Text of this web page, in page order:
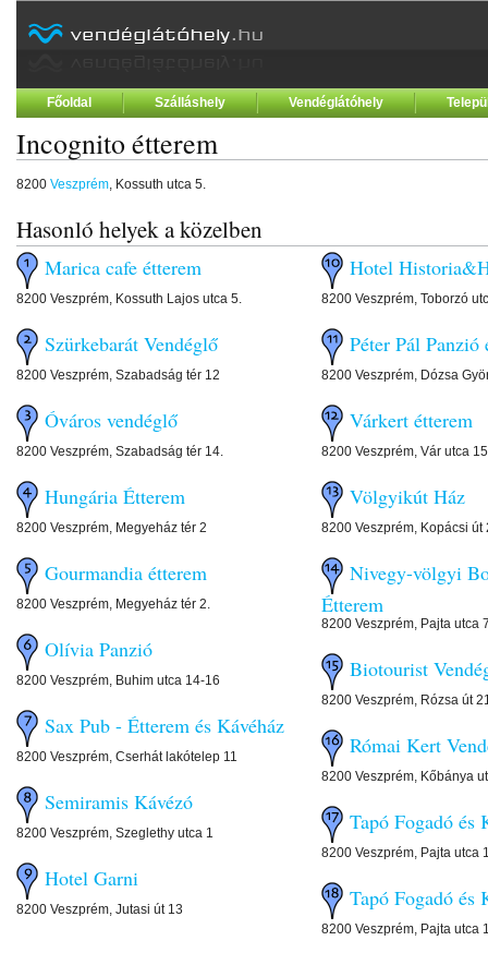
Főoldal Szálláshely Vendéglátóhely
Incognito étterem
8200 Veszprém, Kossuth utca 5.
Hasonló helyek a közelben
Marica cafe étterem
8200 Veszprém, Kossuth Lajos utca 5.
Szürkebarát Vendéglő
8200 Veszprém, Szabadság tér 12
Óváros vendéglő
8200 Veszprém, Szabadság tér 14.
Hungária Étterem
8200 Veszprém, Megyeház tér 2
Gourmandia étterem
8200 Veszprém, Megyeház tér 2.
Olívia Panzió
8200 Veszprém, Buhim utca 14-16
Sax Pub - Étterem és Kávéház
8200 Veszprém, Cserhát lakótelep 11
Semiramis Kávézó
8200 Veszprém, Szeglethy utca 1
Hotel Garni
8200 Veszprém, Jutasi út 13
Hotel
8200 Veszprém, Toborzó
Péter Pál Panzió
8200 Veszprém, Dózsa
Várkert étterem
8200 Veszprém, Vár utca
Völgyikút Ház
8200 Veszprém, Kopácsi út
Nivegy-völgyi
Étterem
8200 Veszprém, Pajta utca
Biotourist
8200 Veszprém, Rózsa út
Római Kert
8200 Veszprém, Kőbánya
Tapó Fogadó
8200 Veszprém, Pajta utca
Tapó Fogadó
8200 Veszprém, Pajta utca